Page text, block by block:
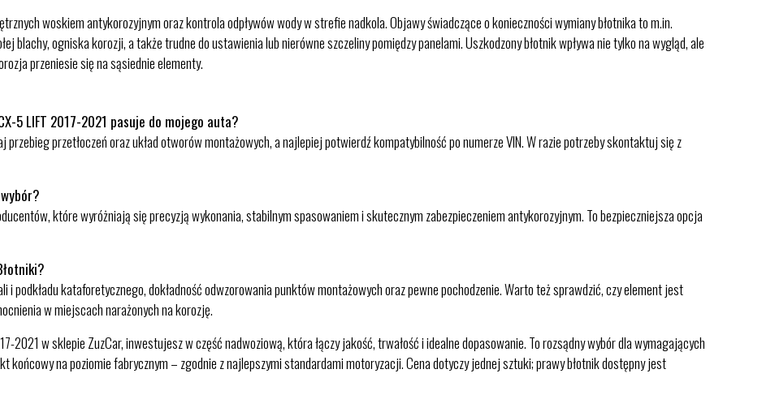
woskiem antykorozyjnym oraz kontrola odpływów wody w strefie nadkola. Objawy świadczące o konieczności wymiany błotnika to m.in.
blachy, ogniska korozji, a także trudne do ustawienia lub nierówne szczeliny pomiędzy panelami. Uszkodzony błotnik wpływa nie tylko na wygląd, ale
przeniesie się na sąsiednie elementy.
5 LIFT 2017-2021 pasuje do mojego auta?
przetłoczeń oraz układ otworów montażowych, a najlepiej potwierdź kompatybilność po numerze VIN. W razie potrzeby skontaktuj się z
które wyróżniają się precyzją wykonania, stabilnym spasowaniem i skutecznym zabezpieczeniem antykorozyjnym. To bezpieczniejsza opcja
podkładu kataforetycznego, dokładność odwzorowania punktów montażowych oraz pewne pochodzenie. Warto też sprawdzić, czy element jest
w miejscach narażonych na korozję.
2021 w sklepie ZuzCar, inwestujesz w część nadwoziową, która łączy jakość, trwałość i idealne dopasowanie. To rozsądny wybór dla wymagających
na poziomie fabrycznym – zgodnie z najlepszymi standardami motoryzacji. Cena dotyczy jednej sztuki; prawy błotnik dostępny jest